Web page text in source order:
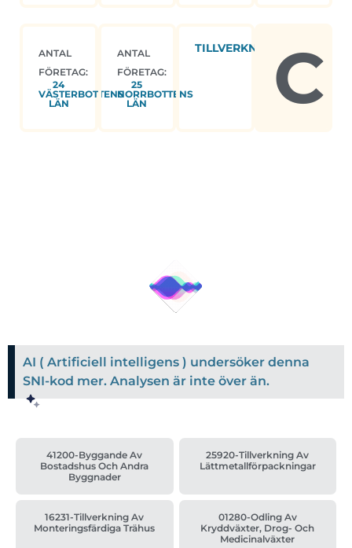
ANTAL
FÖRETAG:
24
VÄSTERBOTTENS
LÄN
ANTAL
FÖRETAG:
25
NORRBOTTENS
LÄN
TILLVERKNING C
AI ( Artificiell intelligens ) undersöker denna
SNI-kod mer. Analysen är inte över än.
41200-Byggande Av
Bostadshus Och Andra
Byggnader
25920-Tillverkning Av
Lättmetallförpackningar
16231-Tillverkning Av
Monteringsfärdiga Trähus
01280-Odling Av
Kryddväxter, Drog- Och
Medicinalväxter